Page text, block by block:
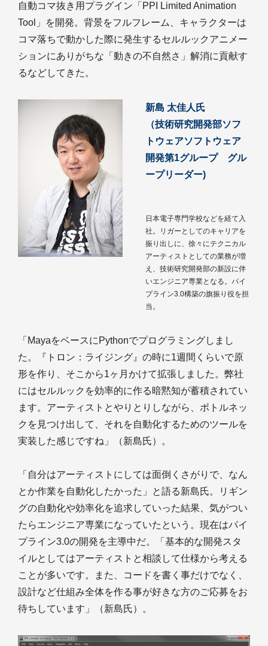
自動コマ抜き用プラグイン「PPI Limited Animation
Tool」を開発。背景をフルフレーム、キャラクターは
コマ落ちで動かした際に発生するセルルックアニメー
ションにありがちな「動きの不自然さ」解消に貢献す
るなどしてきた。
新島 太佳人氏
（技術研究開発部ソフ
トウェアソフトウェア
開発第1グループ グル
ープリーダー)
日本電子専門学校などを経て入
社。リガーとしてのキャリアを
振り出しに、徐々にテクニカル
アーティストとしての業務が増
え、技術研究開発部の新設に伴
いエンジニア専業となる。パイ
プライン3.0構築の旗振り役を担
当。
「MayaをベースにPythonでプログラミングしまし
た。『トロン：ライジング』の時に1週間くらいで原
形を作り、そこから1ヶ月かけて拡張しました。弊社
にはセルルックを効率的に作る暗黙知が蓄積されてい
ます。アーティストとやりとりしながら、ボトルネッ
クを見つけ出して、それを自動化するためのツールを
実装した感じですね」（新島氏）。
「自分はアーティストにしては面倒くさがりで、なん
とか作業を自動化したかった」と語る新島氏。リギン
グの自動化や効率化を追求していった結果、気がつい
たらエンジニア専業になっていたという。現在はパイ
プライン3.0の開発を主導中だ。「基本的な開発スタ
イルとしてはアーティストと相談して仕様から考える
ことが多いです。また、コードを書く事だけでなく、
設計など仕組み全体を作る事が好きな方のご応募をお
待ちしています」（新島氏）。